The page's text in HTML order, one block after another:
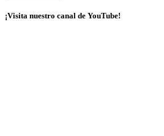
¡Visita nuestro canal de YouTube!